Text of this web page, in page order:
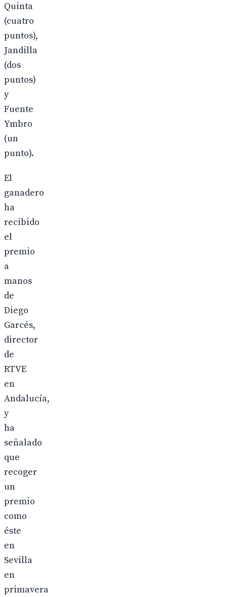
Quinta
(cuatro
puntos),
Jandilla
(dos
puntos)
y
Fuente
Ymbro
(un
punto).
El
ganadero
ha
recibido
el
premio
a
manos
de
Diego
Garcés,
director
de
RTVE
en
Andalucía,
y
ha
señalado
que
recoger
un
premio
como
éste
en
Sevilla
en
primavera